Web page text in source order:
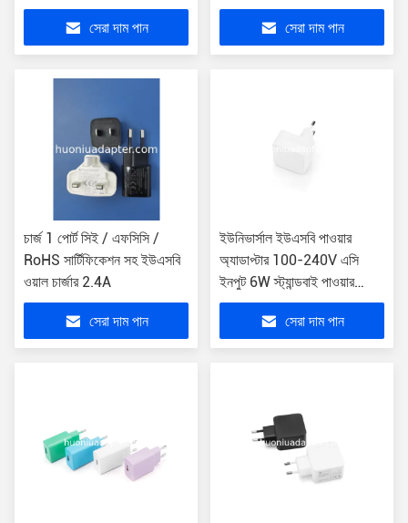
সেরা দাম পান সেরা দাম পান
চার্জ 1 পোর্ট সিই / এফসিসি /
RoHS সার্টিফিকেশন সহ ইউএসবি
ওয়াল চার্জার 2.4A
সেরা দাম পান
ইউনিভার্সাল ইউএসবি পাওয়ার
অ্যাডাপ্টার 100-240V এসি
ইনপুট 6W স্ট্যান্ডবাই পাওয়ার
শেজেন প্লাজা প্যাকেজ
সেরা দাম পান